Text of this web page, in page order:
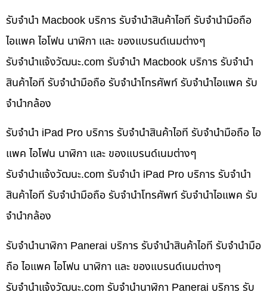
รับจำนำ Macbook บริการ รับจำนำสินค้าไอที รับจำนำมือถือ
ไอแพค ไอโฟน นาฬิกา และ ของแบรนด์เนมต่างๆ
รับจํานําแจ้งวัฒนะ.com รับจำนำ Macbook บริการ รับจำนำ
สินค้าไอที รับจำนำมือถือ รับจำนำโทรศัพท์ รับจำนำไอแพค รับ
จำนำกล้อง
รับจำนำ iPad Pro บริการ รับจำนำสินค้าไอที รับจำนำมือถือ ไอ
แพค ไอโฟน นาฬิกา และ ของแบรนด์เนมต่างๆ
รับจํานําแจ้งวัฒนะ.com รับจำนำ iPad Pro บริการ รับจำนำ
สินค้าไอที รับจำนำมือถือ รับจำนำโทรศัพท์ รับจำนำไอแพค รับ
จำนำกล้อง
รับจำนำนาฬิกา Panerai บริการ รับจำนำสินค้าไอที รับจำนำมือ
ถือ ไอแพค ไอโฟน นาฬิกา และ ของแบรนด์เนมต่างๆ
รับจํานําแจ้งวัฒนะ.com รับจำนำนาฬิกา Panerai บริการ รับ